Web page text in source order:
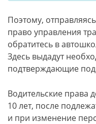
Поэтому,
право управления
обратитесь в
Здесь выдадут
подтверждающие
Водительские права
10 лет, после
и при изменение